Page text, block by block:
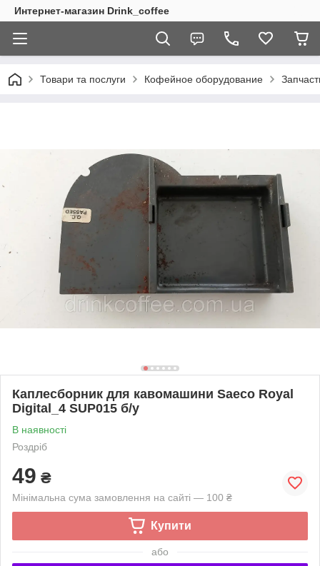
Интернет-магазин Drink_coffee
Товари та послуги Кофейное оборудование
Каплесборник для кавомашини Saeco Royal
Digital_4 SUP015 б/у
В наявності
Роздріб
49 ₴
Мінімальна сума замовлення на сайті — 100 ₴
Купити
або